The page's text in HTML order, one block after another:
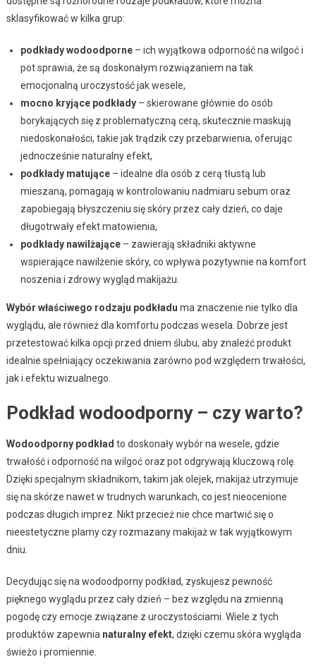
sklasyfikować w kilka grup:
podkłady wodoodporne– ich wyjątkowa odporność na wilgoć i
pot sprawia, że są doskonałym rozwiązaniem na tak
emocjonalną uroczystość jak wesele,
mocno kryjące podkłady– skierowane głównie do osób
borykających się z problematyczną cerą, skutecznie maskują
niedoskonałości, takie jak trądzik czy przebarwienia, oferując
jednocześnie naturalny efekt,
podkłady matujące– idealne dla osób z cerą tłustą lub
mieszaną, pomagają w kontrolowaniu nadmiaru sebum oraz
zapobiegają błyszczeniu się skóry przez cały dzień, co daje
długotrwały efekt matowienia,
podkłady nawilżające– zawierają składniki aktywne
wspierające nawilżenie skóry, co wpływa pozytywnie na komfort
noszenia i zdrowy wygląd makijażu.
Wybór właściwego rodzaju podkładu ma znaczenie nie tylko dla
wyglądu, ale również dla komfortu podczas wesela. Dobrze jest
przetestować kilka opcji przed dniem ślubu, aby znaleźć produkt
idealnie spełniający oczekiwania zarówno pod względem trwałości,
jak i efektu wizualnego.
Podkład wodoodporny – czy warto?
Wodoodporny podkład to doskonały wybór na wesele, gdzie
trwałość i odporność na wilgoć oraz pot odgrywają kluczową rolę.
Dzięki specjalnym składnikom, takim jak olejek, makijaż utrzymuje
się na skórze nawet w trudnych warunkach, co jest nieocenione
podczas długich imprez. Nikt przecież nie chce martwić się o
nieestetyczne plamy czy rozmazany makijaż w tak wyjątkowym
dniu.
Decydując się na wodoodporny podkład, zyskujesz pewność
pięknego wyglądu przez cały dzień – bez względu na zmienną
pogodę czy emocje związane z uroczystościami. Wiele z tych
produktów zapewnia naturalny efekt, dzięki czemu skóra wygląda
świeżo i promiennie.